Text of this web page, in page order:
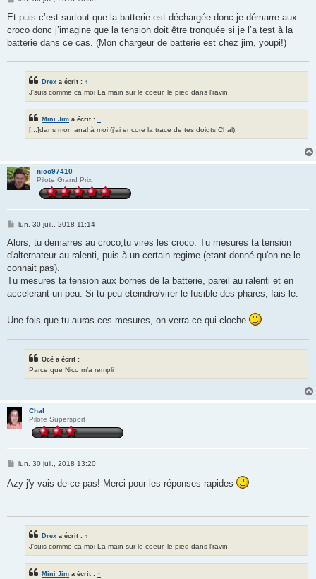
s
a
g
Et puis c’est surtout que la batterie est déchargée donc je démarre aux
croco donc j’imagine que la tension doit être tronquée si je l’a test à la
batterie dans ce cas. (Mon chargeur de batterie est chez jim, youpi!)
Drex a écrit : ↑
J'suis comme ca moi La main sur le coeur, le pied dans l'ravin.
Mini Jim a écrit : ↑
[...]dans mon anal à moi (j'ai encore la trace de tes doigts Chal).
nico97410
Pilote Grand Prix
M
s
a
g
lun. 30 juil., 2018 11:14
Alors, tu demarres au croco,tu vires les croco. Tu mesures ta tension
d'alternateur au ralenti, puis à un certain regime (etant donné qu'on ne le
connait pas).
Tu mesures ta tension aux bornes de la batterie, pareil au ralenti et en
accelerant un peu. Si tu peu eteindre/virer le fusible des phares, fais le.
Une fois que tu auras ces mesures, on verra ce qui cloche
Océ a écrit :
Parce que Nico m’a rempli
Chal
Pilote Supersport
M
s
s
lun. 30 juil., 2018 13:20
Azy j'y vais de ce pas! Merci pour les réponses rapides
Drex a écrit : ↑
J'suis comme ca moi La main sur le coeur, le pied dans l'ravin.
Mini Jim a écrit : ↑